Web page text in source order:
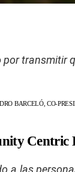
transmitir
BARCELÓ, CO-
Centric
a las